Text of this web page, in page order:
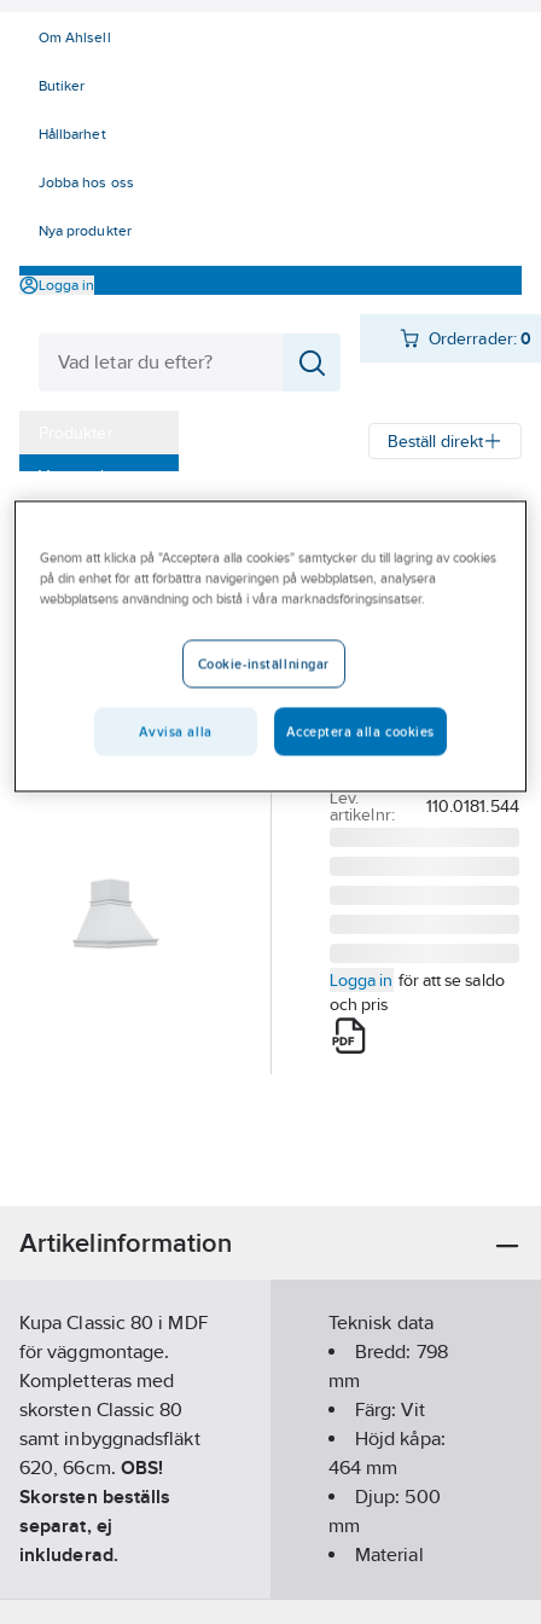
Om Ahlsell
Butiker
Hållbarhet
Jobba hos oss
Nya produkter
Logga in
Orderrader:0
Varumärken
Outlet
Branscher
Beställ direkt
FRANKE
Franke
KUPA CLASSIC 80CM
VIT FRANKE
Lev.
artikelnr:
110.0181.544
Logga in för att se saldo
och pris
Artikelinformation
Kupa Classic 80 i MDF
för väggmontage.
Kompletteras med
skorsten Classic 80
samt inbyggnadsfläkt
620, 66cm. OBS!
Skorsten beställs
separat, ej
inkluderad.
Teknisk data
Bredd: 798
mm
Färg:Vit
Höjd kåpa:
464 mm
Djup: 500
mm
Material
Genom att klicka på "Acceptera alla cookies" samtycker du till lagring av cookies
på din enhet för att förbättra navigeringen på webbplatsen, analysera
webbplatsens användning och bistå i våra marknadsföringsinsatser.
Cookie-inställningar
Avvisa alla Acceptera alla cookies